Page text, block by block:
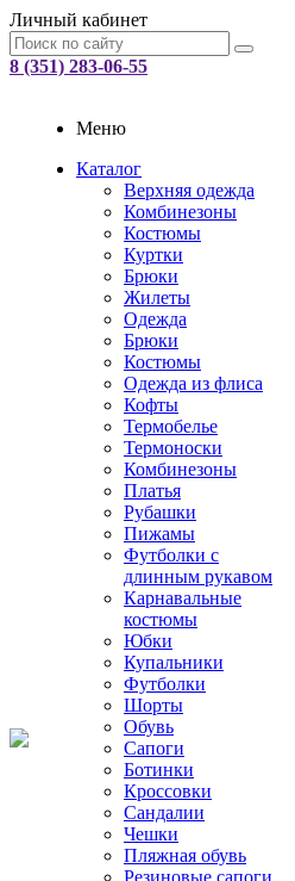
Личный кабинет
8 (351) 283-06-55
Меню
Каталог
Верхняя одежда
Комбинезоны
Костюмы
Куртки
Брюки
Жилеты
Одежда
Брюки
Костюмы
Одежда из флиса
Кофты
Термобелье
Термоноски
Комбинезоны
Платья
Рубашки
Пижамы
Футболки с
длинным рукавом
Карнавальные
костюмы
Юбки
Купальники
Футболки
Шорты
Обувь
Сапоги
Ботинки
Кроссовки
Сандалии
Чешки
Пляжная обувь
Резиновые сапоги